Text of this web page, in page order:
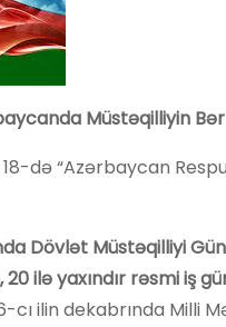
Müstəqilliyin
də “Azərbaycan
Dövlət Müstəqilliyi
ilə yaxındır rəsmi iş
cı ilin dekabrında Milli